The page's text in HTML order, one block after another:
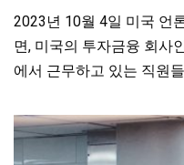
2023년 10월 4일 미국 언
면, 미국의 투자금융 회사
에서 근무하고 있는 직원